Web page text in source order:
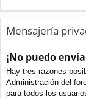
Mensajería
¡No puedo
Hay tres razones
Administración del
para todos los